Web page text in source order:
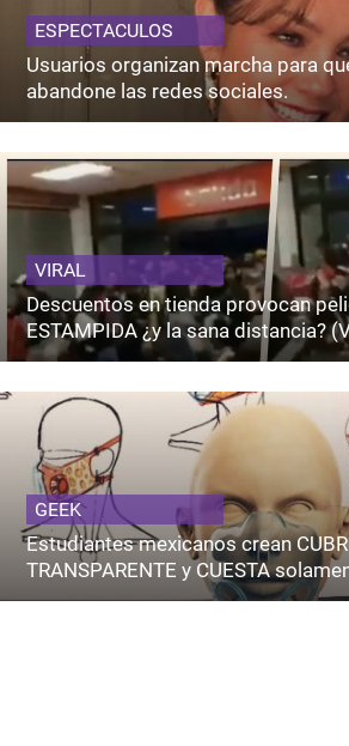
ESPECTACULOS
Usuarios organizan marcha para
abandone las redes sociales.
VIRAL
Descuentos en tienda provocan
ESTAMPIDA ¿y la sana distancia?
GEEK
Estudiantes mexicanos crean
TRANSPARENTE y CUESTA